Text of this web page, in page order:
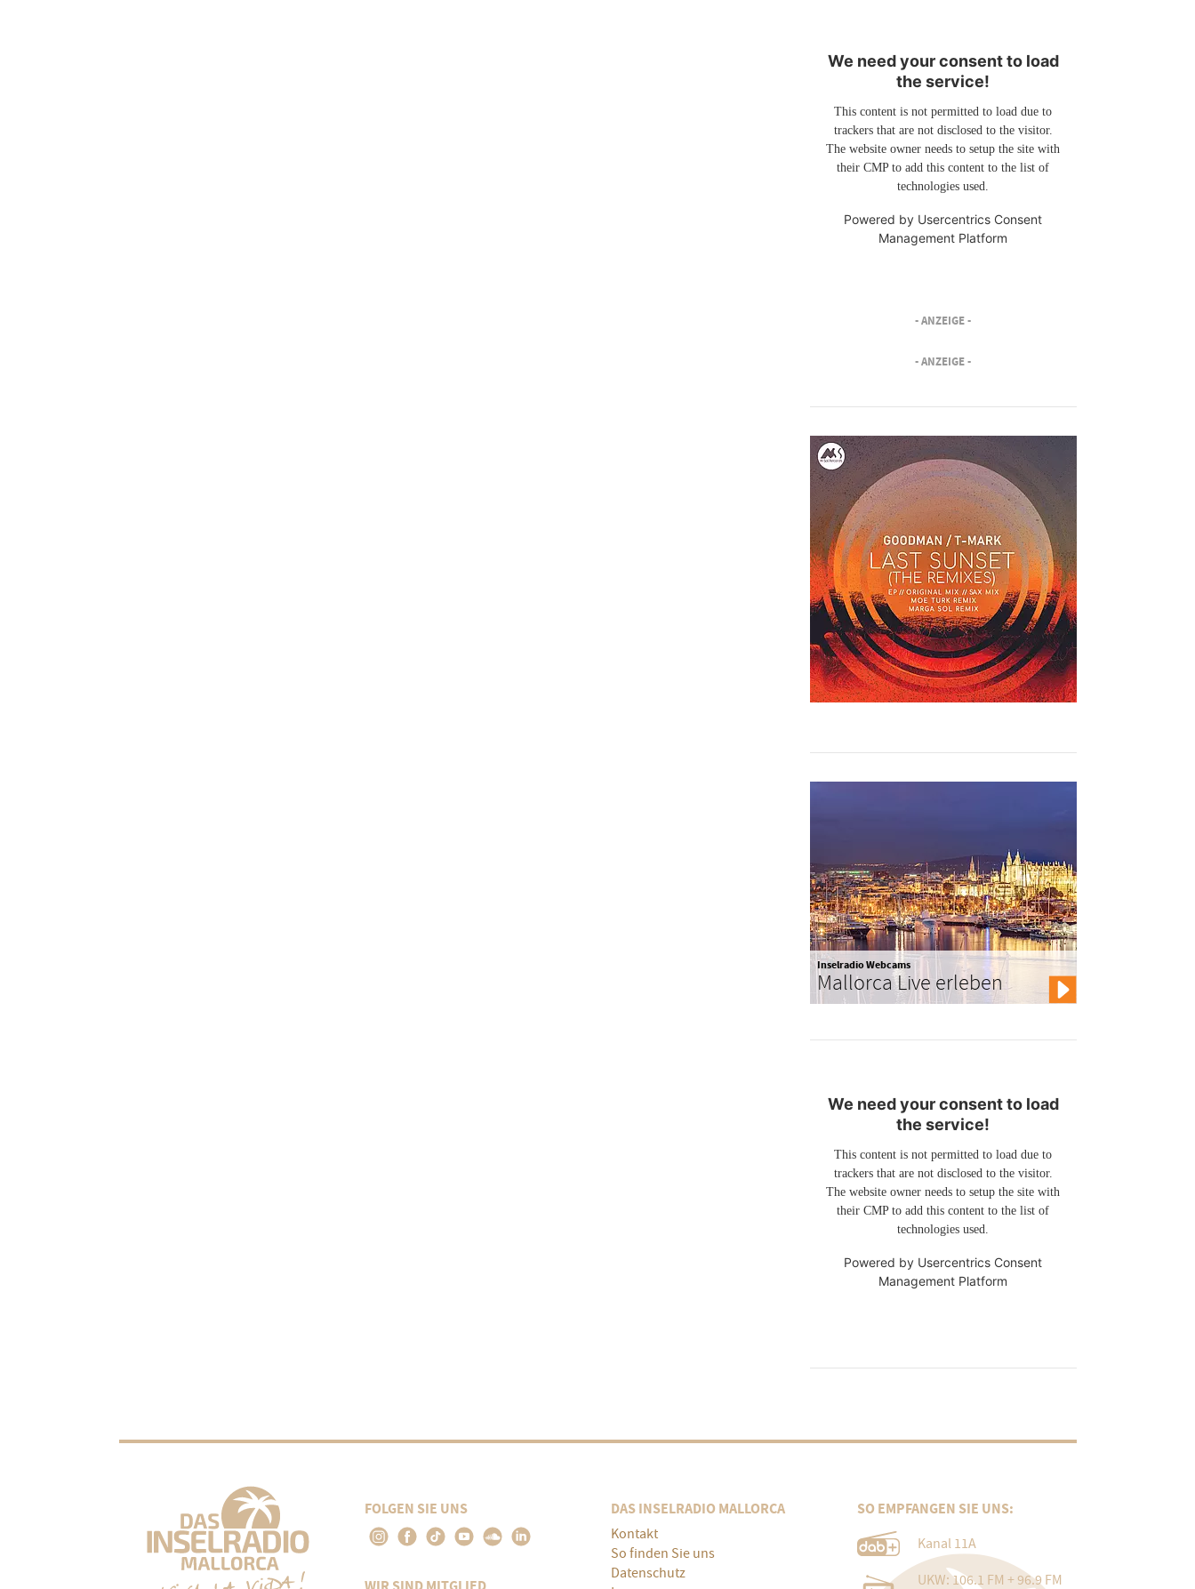
We need your consent to load
the service!
This content is not permitted to load due to
trackers that are not disclosed to the visitor.
The website owner needs to setup the site with
their CMP to add this content to the list of
technologies used.
Powered by Usercentrics Consent
Management Platform
- ANZEIGE -
- ANZEIGE -
Inselradio Webcams
Mallorca Live erleben
We need your consent to load
the service!
This content is not permitted to load due to
trackers that are not disclosed to the visitor.
The website owner needs to setup the site with
their CMP to add this content to the list of
technologies used.
Powered by Usercentrics Consent
Management Platform
FOLGEN SIE UNS DAS INSELRADIO MALLORCA
Kontakt
So finden Sie uns
Datenschutz
SO EMPFANGEN SIE UNS:
Kanal 11A
UKW: 106.1 FM + 96.9 FM